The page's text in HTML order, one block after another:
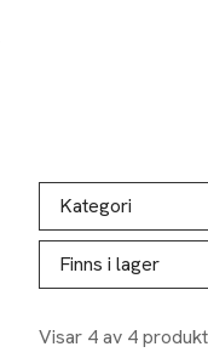
Hoppa till
Kategori
Finns i lager
Visar 4 av 4
Lista över produkter